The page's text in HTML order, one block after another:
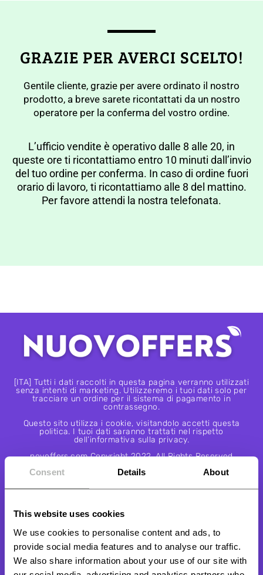
Consent Details About
This website uses cookies
We use cookies to personalise content and ads, to
provide social media features and to analyse our traffic.
We also share information about your use of our site with
GRAZIE PER AVERCI SCELTO!
Gentile cliente, grazie per avere ordinato il nostro
prodotto, a breve sarete ricontattati da un nostro
operatore per la conferma del vostro ordine.
L’ufficio vendite è operativo dalle 8 alle 20, in
queste ore ti ricontattiamo entro 10 minuti dall’invio
del tuo ordine per conferma. In caso di ordine fuori
orario di lavoro, ti ricontattiamo alle 8 del mattino.
Per favore attendi la nostra telefonata.
[ITA] Tutti i dati raccolti in questa pagina verranno utilizzati
senza intenti di marketing. Utilizzeremo i tuoi dati solo per
tracciare un ordine per il sistema di pagamento in
contrassegno.
Questo sito utilizza i cookie, visitandolo accetti questa
politica. I tuoi dati saranno trattati nel rispetto
dell’informativa sulla privacy.
novoffers.com Copyright 2022. All Rights Reserved
Se espressamente richiesto è possibile effettuare i pagamenti con
carta in modo 100% sicuro e protetto.